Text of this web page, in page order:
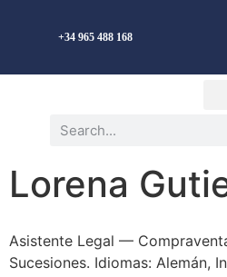
+34 965 488 168
Lorena
Asistente Legal —
Sucesiones. Idiomas: Alemán,